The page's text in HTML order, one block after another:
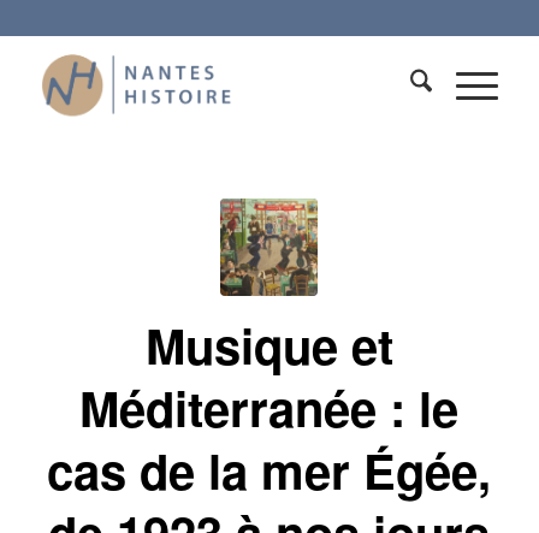
Musique et
Méditerranée : le
cas de la mer Égée,